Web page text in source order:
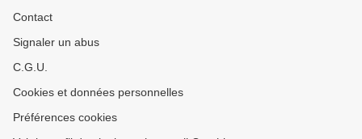
Contact
Signaler un abus
C.G.U.
Cookies et données personnelles
Préférences cookies